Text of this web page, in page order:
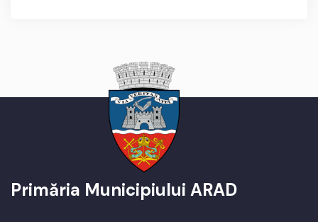
Primăria Municipiului ARAD